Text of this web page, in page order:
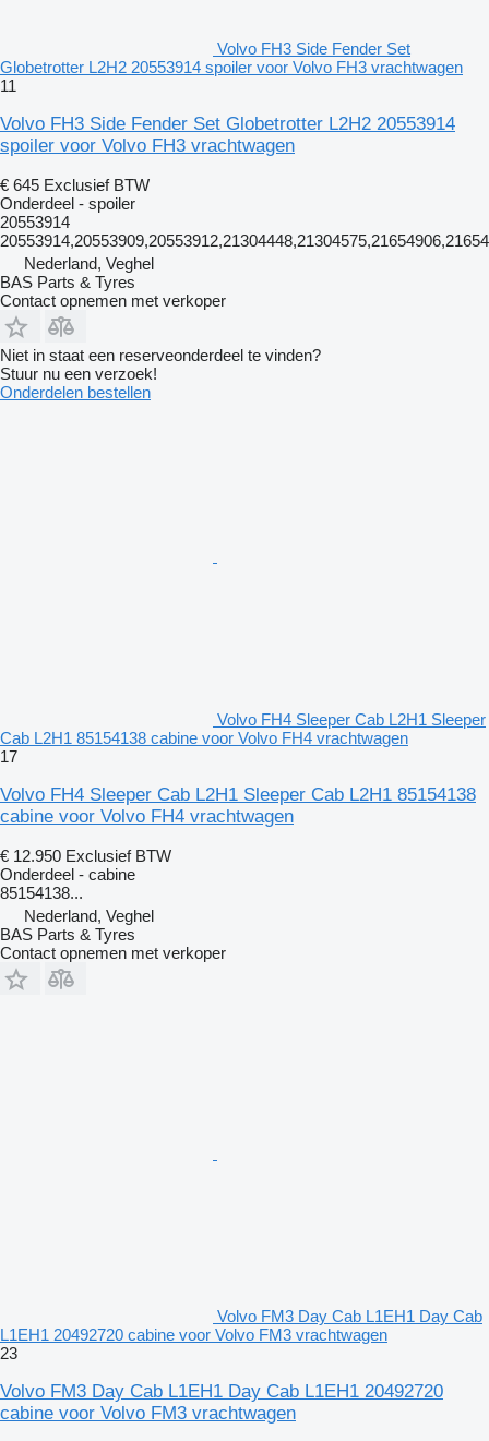
Volvo FH3 Side Fender Set
Globetrotter L2H2 20553914 spoiler voor Volvo FH3 vrachtwagen
11
Volvo FH3 Side Fender Set Globetrotter L2H2 20553914
spoiler voor Volvo FH3 vrachtwagen
€ 645 Exclusief BTW
Onderdeel - spoiler
20553914
Nederland, Veghel
BAS Parts & Tyres
Contact opnemen met verkoper
Niet in staat een reserveonderdeel te vinden?
Stuur nu een verzoek!
Onderdelen bestellen
Volvo FH4 Sleeper Cab L2H1 Sleeper
Cab L2H1 85154138 cabine voor Volvo FH4 vrachtwagen
17
Volvo FH4 Sleeper Cab L2H1 Sleeper Cab L2H1 85154138
cabine voor Volvo FH4 vrachtwagen
€ 12.950 Exclusief BTW
Onderdeel - cabine
85154138...
Nederland, Veghel
BAS Parts & Tyres
Contact opnemen met verkoper
Volvo FM3 Day Cab L1EH1 Day Cab
L1EH1 20492720 cabine voor Volvo FM3 vrachtwagen
23
Volvo FM3 Day Cab L1EH1 Day Cab L1EH1 20492720
cabine voor Volvo FM3 vrachtwagen